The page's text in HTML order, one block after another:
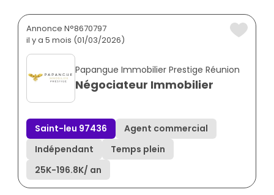
Annonce N°8670797
il y a 5 mois (01/03/2026)
Papangue Immobilier Prestige Réunion
Négociateur Immobilier
Saint-leu 97436
Agent commercial
Indépendant
Temps plein
25K-196.8K/ an